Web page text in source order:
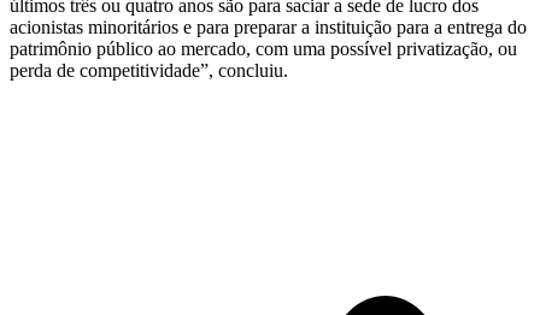
últimos três ou quatro anos são para saciar a sede de lucro dos
acionistas minoritários e para preparar a instituição para a entrega do
patrimônio público ao mercado, com uma possível privatização, ou
perda de competitividade”, concluiu.